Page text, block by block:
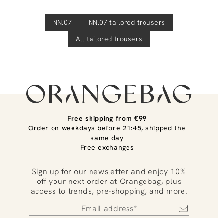
NN.07 NN.07 tailored trousers
All tailored trousers
Free shipping from €99
Order on weekdays before 21:45, shipped the
same day
Free exchanges
Sign up for our newsletter and enjoy 10%
off your next order at Orangebag, plus
access to trends, pre-shopping, and more.